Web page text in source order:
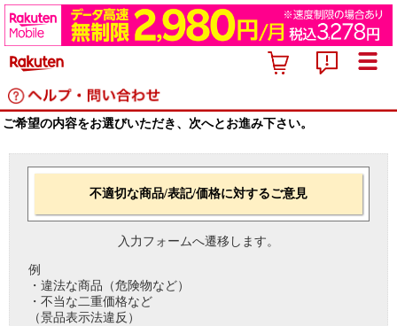
ご希望の内容をお選びいただき、次へとお進み下さい。
不適切な商品/表記/価格に対するご意見
入力フォームへ遷移します。
例
・違法な商品（危険物など）
・不当な二重価格など
（景品表示法違反）